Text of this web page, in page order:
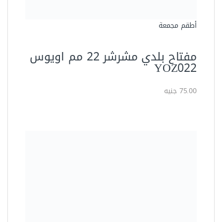
أطقم مجمعة
مفتاح بلدي مشرشر 22 مم اويوس
YOZ022
75.00 جنيه